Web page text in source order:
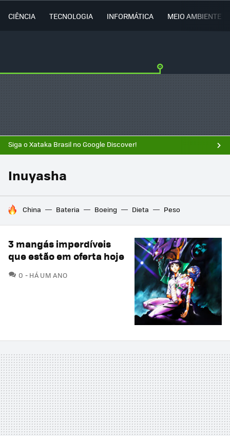
CIÊNCIA TECNOLOGIA INFORMÁTICA MEIO AMBIENTE
Siga o Xataka Brasil no Google Discover!
Inuyasha
TENDÊNCIAS DO DIA
China Bateria Boeing Dieta Peso
3 mangás imperdíveis
que estão em oferta hoje
0 COMENTÁRIOS
HÁ UM ANO